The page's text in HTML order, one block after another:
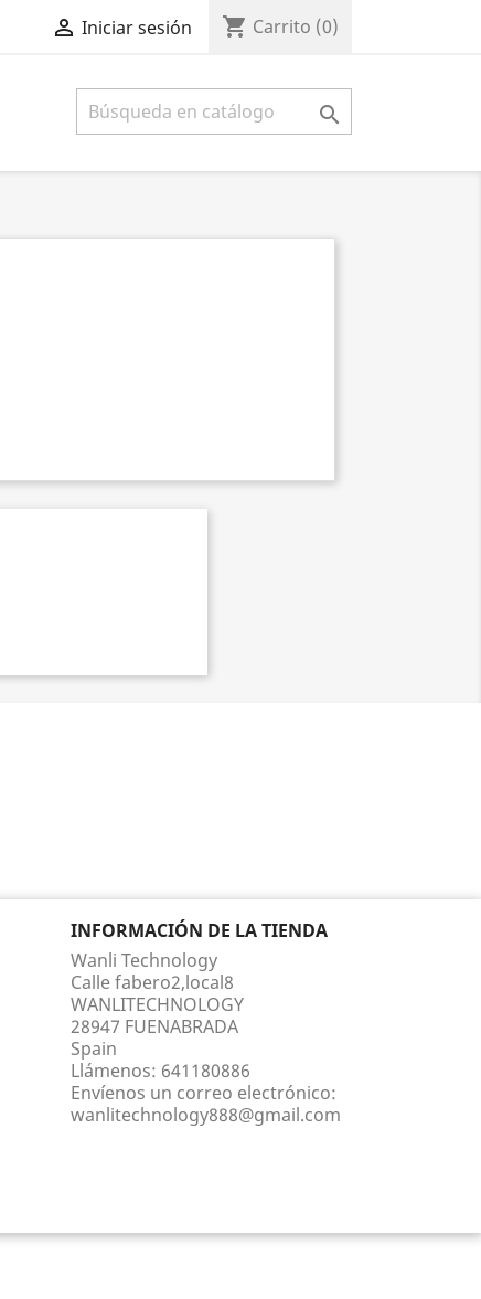
 Iniciar sesión shopping_cart Carrito (0)

INFORMACIÓN DE LA TIENDA
Wanli Technology
Calle fabero2,local8
WANLITECHNOLOGY
28947 FUENABRADA
Spain
Llámenos: 641180886
Envíenos un correo electrónico:
wanlitechnology888@gmail.com